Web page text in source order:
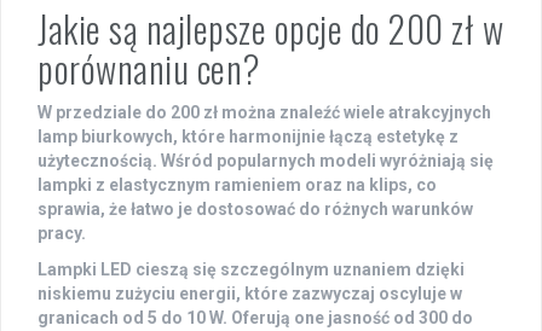
Jakie są najlepsze opcje do 200 zł w
porównaniu cen?
W przedziale do 200 zł można znaleźć wiele atrakcyjnych
lamp biurkowych, które harmonijnie łączą estetykę z
użytecznością. Wśród popularnych modeli wyróżniają się
lampki z elastycznym ramieniem oraz na klips, co
sprawia, że łatwo je dostosować do różnych warunków
pracy.
Lampki LED cieszą się szczególnym uznaniem dzięki
niskiemu zużyciu energii, które zazwyczaj oscyluje w
granicach od 5 do 10 W. Oferują one jasność od 300 do